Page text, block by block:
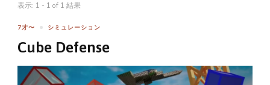
表示: 1 - 1 of 1 結果
7才〜 シミュレーション
Cube Defense